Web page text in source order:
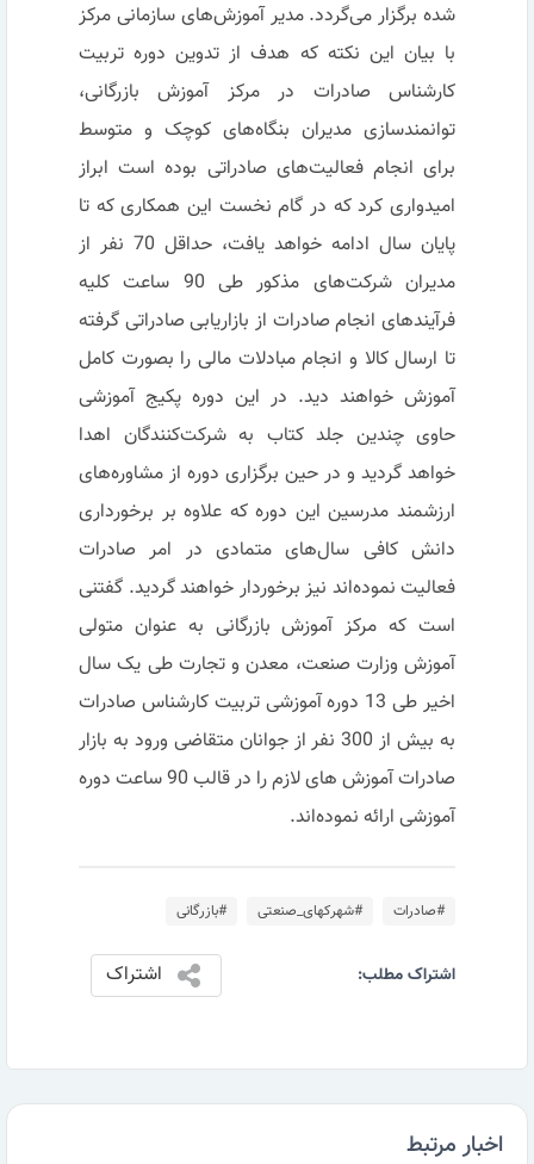
شده برگزار می‌گردد. مدیر آموزش‌های سازمانی مرکز
با بیان این نکته که هدف از تدوین دوره تربیت
کارشناس صادرات در مرکز آموزش بازرگانی،
توانمندسازی مدیران بنگاه‌های کوچک و متوسط
برای انجام فعالیت‌های صادراتی بوده است ابراز
امیدواری کرد که در گام نخست این همکاری که تا
پایان سال ادامه خواهد یافت، حداقل 70 نفر از
مدیران شرکت‌های مذکور طی 90 ساعت کلیه
فرآیندهای انجام صادرات از بازاریابی صادراتی گرفته
تا ارسال کالا و انجام مبادلات مالی را بصورت کامل
آموزش خواهند دید. در این دوره پکیج آموزشی
حاوی چندین جلد کتاب به شرکت‌کنندگان اهدا
خواهد گردید و در حین برگزاری دوره از مشاوره‌های
ارزشمند مدرسین این دوره که علاوه بر برخورداری
دانش کافی سال‌های متمادی در امر صادرات
فعالیت نموده‌اند نیز برخوردار خواهند گردید. گفتنی
است که مرکز آموزش بازرگانی به عنوان متولی
آموزش وزارت صنعت، معدن و تجارت طی یک سال
اخیر طی 13 دوره آموزشی تربیت کارشناس صادرات
به بیش از 300 نفر از جوانان متقاضی ورود به بازار
صادرات آموزش های لازم را در قالب 90 ساعت دوره
آموزشی ارائه نموده‌اند.
#صادرات #شهرکهای_صنعتی #بازرگانی
اشتراک مطلب: اشتراک
اخبار مرتبط